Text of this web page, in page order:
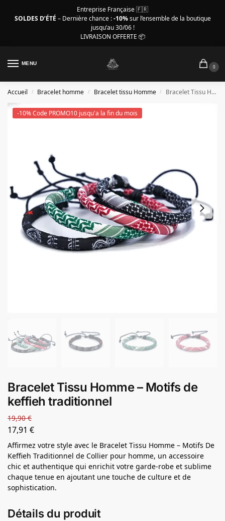
Entreprise Française 🇫🇷
SOLDES D’ÉTÉ – Dernière chance :-10%sur l’ensemble de la boutique
jusqu’au 30/06 !
LIVRAISON OFFERTE 📦
MENU
0
Accueil / Bracelet homme / Bracelet tissu Homme / Bracelet Tissu Homme – Motifs de keffieh traditionnel
-10% Code PROMO10 jusqu'a la fin du mois
Bracelet Tissu Homme – Motifs de
keffieh traditionnel
19,90€
17,91 €
Affirmez votre style avec le Bracelet Tissu Homme – Motifs De
Keffieh Traditionnel de Collier pour homme, un accessoire
chic et authentique qui enrichit votre garde-robe et sublime
chaque tenue en ajoutant une touche de culture et de
sophistication.
Détails du produit